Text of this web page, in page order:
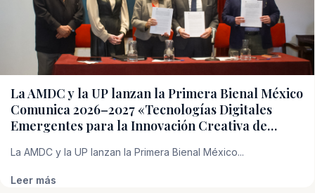
La AMDC y la UP lanzan la Primera Bienal México
Comunica 2026–2027 «Tecnologías Digitales
Emergentes para la Innovación Creativa de…
La AMDC y la UP lanzan la Primera Bienal México...
Leer más